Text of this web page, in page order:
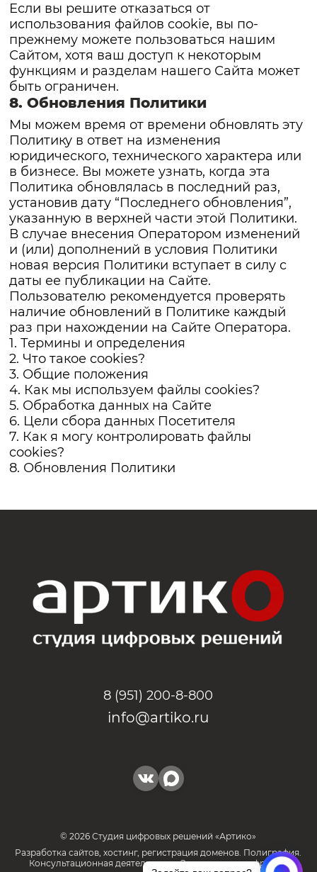
Если вы решите отказаться от
использования файлов cookie, вы по-
прежнему можете пользоваться нашим
Сайтом, хотя ваш доступ к некоторым
функциям и разделам нашего Сайта может
быть ограничен.
8. Обновления Политики
Мы можем время от времени обновлять эту
Политику в ответ на изменения
юридического, технического характера или
в бизнесе. Вы можете узнать, когда эта
Политика обновлялась в последний раз,
установив дату “Последнего обновления”,
указанную в верхней части этой Политики.
В случае внесения Оператором изменений
и (или) дополнений в условия Политики
новая версия Политики вступает в силу с
даты ее публикации на Сайте.
Пользователю рекомендуется проверять
наличие обновлений в Политике каждый
раз при нахождении на Сайте Оператора.
1. Термины и определения
2. Что такое cookies?
3. Общие положения
4. Как мы используем файлы cookies?
5. Обработка данных на Сайте
6. Цели сбора данных Посетителя
7. Как я могу контролировать файлы
cookies?
8. Обновления Политики
8 (951) 200-8-800
info@artiko.ru
© 2026 Студия цифровых решений «Артико»
Разработка сайтов, хостинг, регистрация доменов. Полиграфия.
Консультационная деятельность. Электронные цифровые